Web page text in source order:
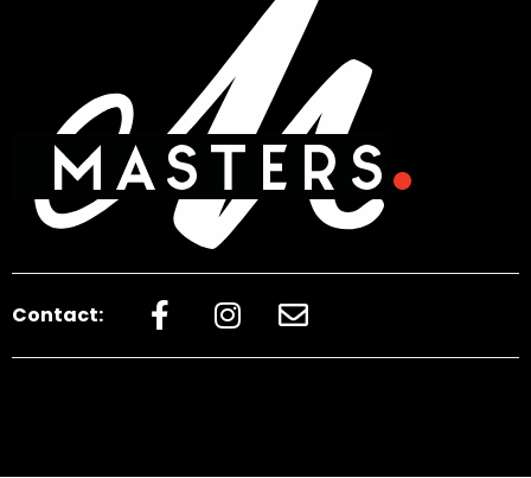
Contact: